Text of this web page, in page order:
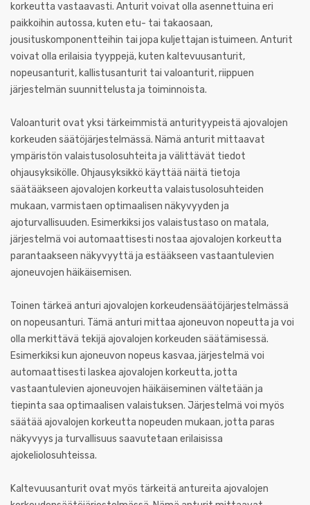
korkeutta vastaavasti. Anturit voivat olla asennettuina eri
paikkoihin autossa, kuten etu- tai takaosaan,
jousituskomponentteihin tai jopa kuljettajan istuimeen. Anturit
voivat olla erilaisia tyyppejä, kuten kaltevuusanturit,
nopeusanturit, kallistusanturit tai valoanturit, riippuen
järjestelmän suunnittelusta ja toiminnoista.
Valoanturit ovat yksi tärkeimmistä anturityypeistä ajovalojen
korkeuden säätöjärjestelmässä. Nämä anturit mittaavat
ympäristön valaistusolosuhteita ja välittävät tiedot
ohjausyksikölle. Ohjausyksikkö käyttää näitä tietoja
säätääkseen ajovalojen korkeutta valaistusolosuhteiden
mukaan, varmistaen optimaalisen näkyvyyden ja
ajoturvallisuuden. Esimerkiksi jos valaistustaso on matala,
järjestelmä voi automaattisesti nostaa ajovalojen korkeutta
parantaakseen näkyvyyttä ja estääkseen vastaantulevien
ajoneuvojen häikäisemisen.
Toinen tärkeä anturi ajovalojen korkeudensäätöjärjestelmässä
on nopeusanturi. Tämä anturi mittaa ajoneuvon nopeutta ja voi
olla merkittävä tekijä ajovalojen korkeuden säätämisessä.
Esimerkiksi kun ajoneuvon nopeus kasvaa, järjestelmä voi
automaattisesti laskea ajovalojen korkeutta, jotta
vastaantulevien ajoneuvojen häikäiseminen vältetään ja
tiepinta saa optimaalisen valaistuksen. Järjestelmä voi myös
säätää ajovalojen korkeutta nopeuden mukaan, jotta paras
näkyvyys ja turvallisuus saavutetaan erilaisissa
ajokeliolosuhteissa.
Kaltevuusanturit ovat myös tärkeitä antureita ajovalojen